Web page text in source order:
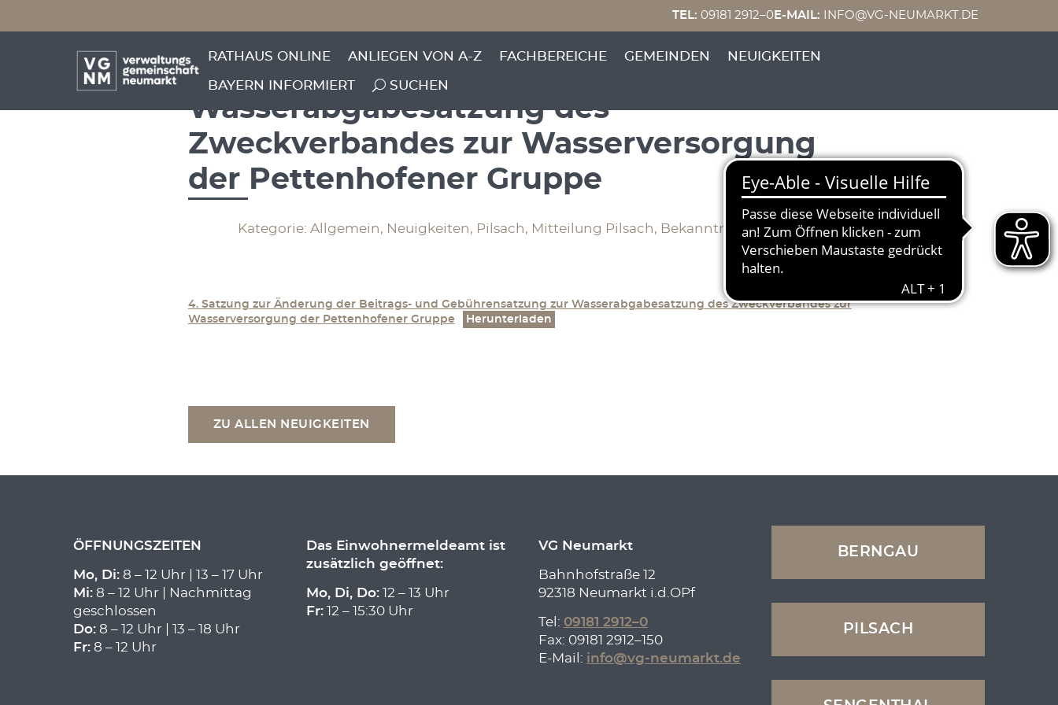
TEL: 09181 2912–0 E-MAIL: INFO@VG-NEUMARKT.DE
RATHAUS ONLINE
ANLIEGEN VON A-Z FACHBEREICHE GEMEINDEN NEUIGKEITEN
BAYERN INFORMIERT SUCHEN
4. Satzung zur Änderung der Beitrags- und
Gebührensatzung zur
Wasserabgabesatzung des
Zweckverbandes zur Wasserversorgung
der Pettenhofener Gruppe
Kategorie: Allgemein, Neuigkeiten, Pilsach, Mitteilung Pilsach, Bekanntmachung Pilsach – 23.
September 2024
4. Satzung zur Änderung der Beitrags- und Gebührensatzung zur Wasserabgabesatzung des Zweckverbandes zur
Wasserversorgung der Pettenhofener Gruppe
Herunterladen
ZU ALLEN NEUIGKEITEN
ÖFFNUNGSZEITEN
Mo, Di: 8 – 12 Uhr | 13 – 17 Uhr
Mi: 8 – 12 Uhr | Nachmittag
geschlossen
Do: 8 – 12 Uhr | 13 – 18 Uhr
Fr: 8 – 12 Uhr
Das Einwohnermeldeamt ist
zusätzlich geöffnet:
Mo, Di, Do:12 – 13 Uhr
Fr:12 – 15:30 Uhr
VG Neumarkt
Bahnhofstraße 12
92318 Neumarkt i.d.OPf
Tel: 09181 2912–0
Fax: 09181 2912–150
E-Mail: info@vg-neumarkt.de
BERNGAU
PILSACH